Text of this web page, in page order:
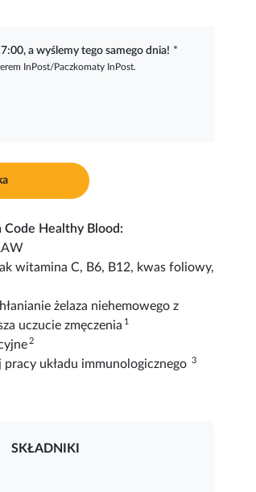
a wyślemy tego samego dnia! *
InPost/Paczkomaty InPost.
Code Healthy Blood:
witamina C, B6, B12, kwas foliowy,
żelaza niehemowego z
uczucie zmęczenia1
2
pracy układu immunologicznego3
SKŁADNIKI